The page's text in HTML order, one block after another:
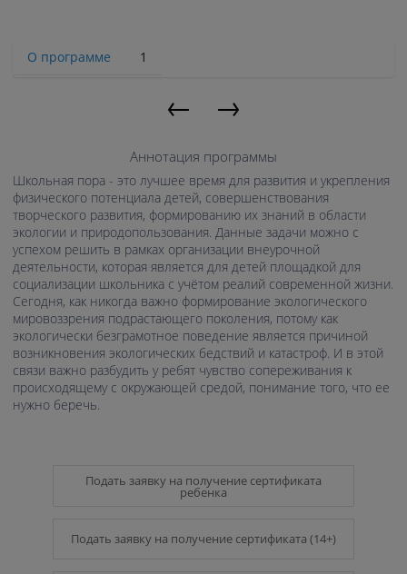
О программе 1
← →
Аннотация программы
Школьная пора - это лучшее время для развития и укрепления
физического потенциала детей, совершенствования
творческого развития, формированию их знаний в области
экологии и природопользования. Данные задачи можно с
успехом решить в рамках организации внеурочной
деятельности, которая является для детей площадкой для
социализации школьника с учётом реалий современной жизни.
Сегодня, как никогда важно формирование экологического
мировоззрения подрастающего поколения, потому как
экологически безграмотное поведение является причиной
возникновения экологических бедствий и катастроф. И в этой
связи важно разбудить у ребят чувство сопереживания к
происходящему с окружающей средой, понимание того, что ее
нужно беречь.
Подать заявку на получение сертификата
ребенка
Подать заявку на получение сертификата (14+)